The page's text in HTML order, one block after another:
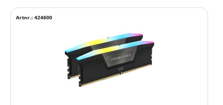
Artnr.: 424600